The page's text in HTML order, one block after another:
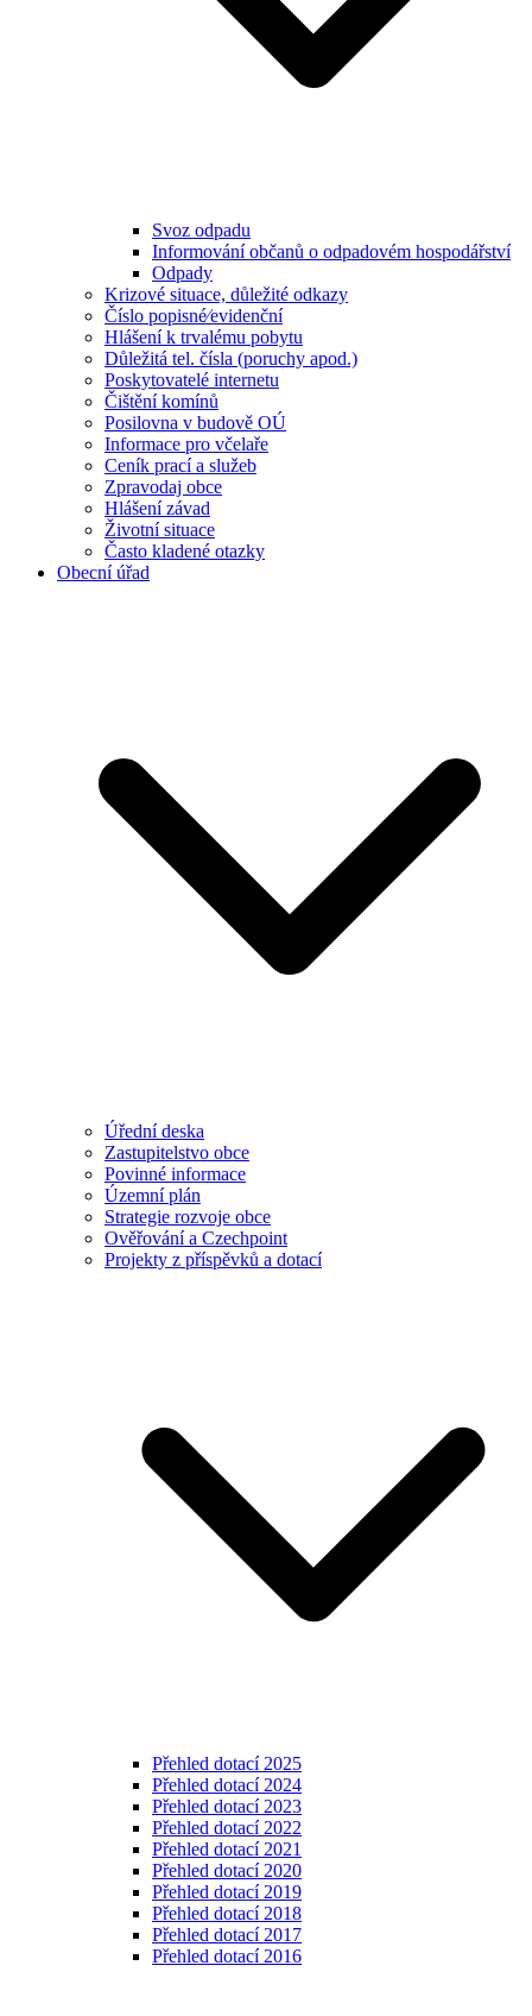
Svoz odpadu
Informování občanů o odpadovém hospodářství
Odpady
Krizové situace, důležité odkazy
Číslo popisné⁄evidenční
Hlášení k trvalému pobytu
Důležitá tel. čísla (poruchy apod.)
Poskytovatelé internetu
Čištění komínů
Posilovna v budově OÚ
Informace pro včelaře
Ceník prací a služeb
Zpravodaj obce
Hlášení závad
Životní situace
Často kladené otazky
Obecní úřad
Úřední deska
Zastupitelstvo obce
Povinné informace
Územní plán
Strategie rozvoje obce
Ověřování a Czechpoint
Projekty z příspěvků a dotací
Přehled dotací 2025
Přehled dotací 2024
Přehled dotací 2023
Přehled dotací 2022
Přehled dotací 2021
Přehled dotací 2020
Přehled dotací 2019
Přehled dotací 2018
Přehled dotací 2017
Přehled dotací 2016